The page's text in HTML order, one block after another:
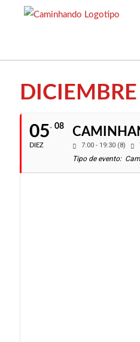
05
DIEZ
08
7:00 - 19:30 (8)
Tipo de evento: